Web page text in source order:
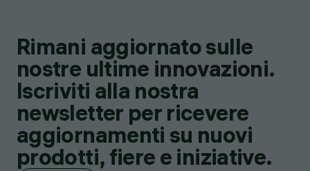
Rimani aggiornato sulle
nostre ultime innovazioni.
Iscriviti alla nostra
newsletter per ricevere
aggiornamenti su nuovi
prodotti, fiere e iniziative.